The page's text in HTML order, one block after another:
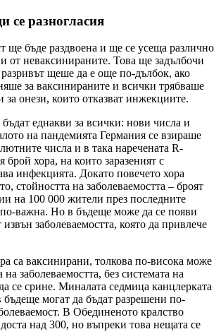
се разногласия
ще бъде раздвоена и ще се усеща различно
от неваксинираните. Това ще задълбочи
разривът щеше да е още по-дълбок, ако
за ваксинираните и всички трябваше
за онези, които отказват инжекциите.
еднакви за всички: нови числа и
на пандемията Германия се взираше
числа и в така наречената R-
брой хора, на които заразеният с
инфекцията. Докато повечето хора
стойността на заболеваемостта – броят
на 100 000 жители през последните
важна. Но в бъдеще може да се появи
заболеваемостта, която да привлече
са ваксинирани, толкова по-висока може
на заболеваемостта, без системата на
се срине. Миналата седмица канцлерката
бъдеще могат да бъдат разрешени по-
В Обединеното кралство
доста над 300, но въпреки това нещата се